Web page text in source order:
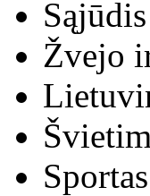
Sąjūdis
Žvejo
Sportas